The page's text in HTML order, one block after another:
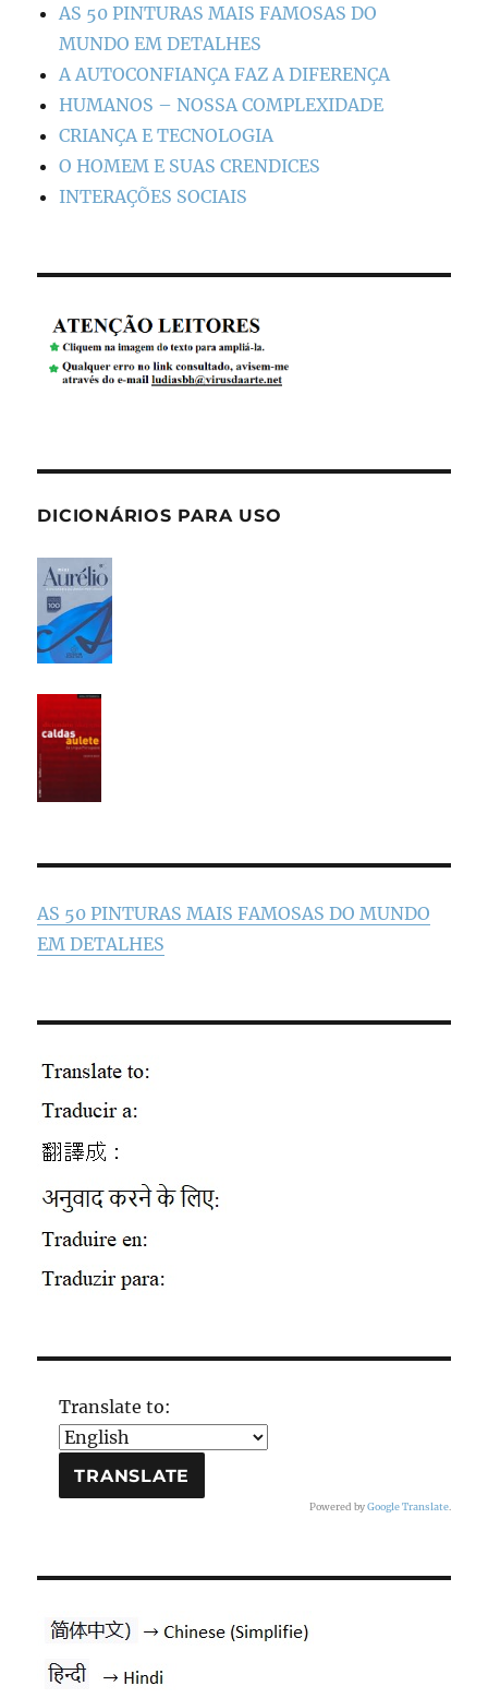
AS 50 PINTURAS MAIS FAMOSAS DO
MUNDO EM DETALHES
A AUTOCONFIANÇA FAZ A DIFERENÇA
HUMANOS – NOSSA COMPLEXIDADE
CRIANÇA E TECNOLOGIA
O HOMEM E SUAS CRENDICES
INTERAÇÕES SOCIAIS
DICIONÁRIOS PARA USO
AS 50 PINTURAS MAIS FAMOSAS DO MUNDO
EM DETALHES
Translate to:
Powered byGoogle Translate.